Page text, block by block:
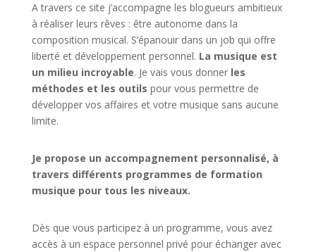
A travers ce site j’accompagne les blogueurs ambitieux
à réaliser leurs rêves : être autonome dans la
composition musical. S’épanouir dans un job qui offre
liberté et développement personnel. La musique est
un milieu incroyable. Je vais vous donner les
méthodes et les outils pour vous permettre de
développer vos affaires et votre musique sans aucune
limite.
Je propose un accompagnement personnalisé, à
travers différents programmes de formation
musique pour tous les niveaux.
Dès que vous participez à un programme, vous avez
accès à un espace personnel privé pour échanger avec